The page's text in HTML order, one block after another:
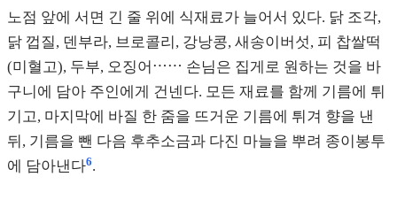
노점 앞에 서면 긴 줄 위에 식재료가 늘어서 있다. 닭 조각,
닭 껍질, 덴부라, 브로콜리, 강낭콩, 새송이버섯, 피 찹쌀떡
(미혈고), 두부, 오징어⋯⋯ 손님은 집게로 원하는 것을 바
구니에 담아 주인에게 건넨다. 모든 재료를 함께 기름에 튀
기고, 마지막에 바질 한 줌을 뜨거운 기름에 튀겨 향을 낸
뒤, 기름을 뺀 다음 후추소금과 다진 마늘을 뿌려 종이봉투
에 담아낸다6.